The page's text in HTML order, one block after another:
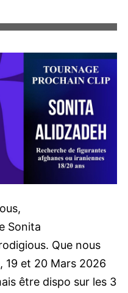
Sonita
Que nous
19 et 20 Mars 2026
être dispo sur les 3